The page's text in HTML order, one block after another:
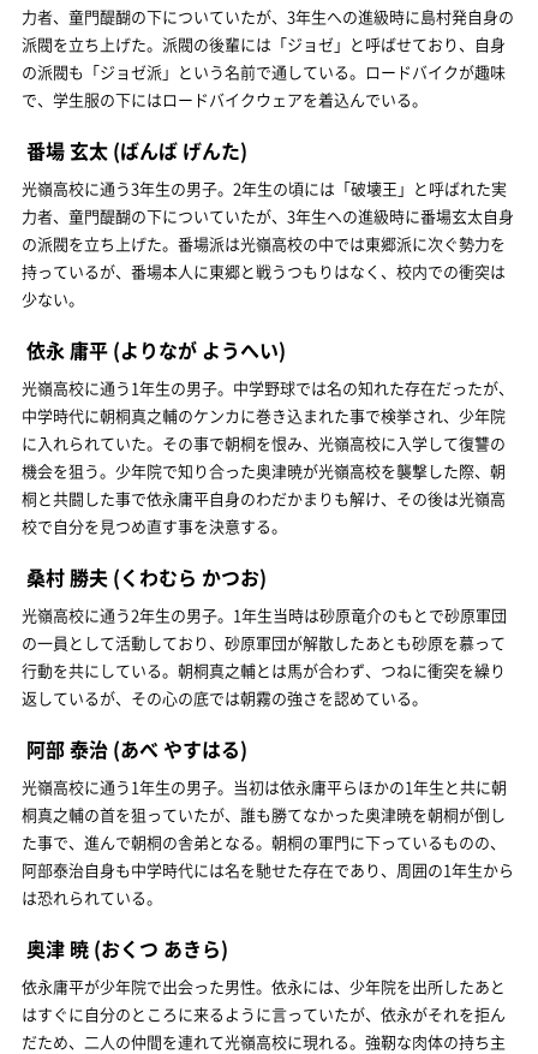
力者、童門醍醐の下についていたが、3年生への進級時に島村発自身の
派閥を立ち上げた。派閥の後輩には「ジョゼ」と呼ばせており、自身
の派閥も「ジョゼ派」という名前で通している。ロードバイクが趣味
で、学生服の下にはロードバイクウェアを着込んでいる。
番場 玄太 (ばんば げんた)
光嶺高校に通う3年生の男子。2年生の頃には「破壊王」と呼ばれた実
力者、童門醍醐の下についていたが、3年生への進級時に番場玄太自身
の派閥を立ち上げた。番場派は光嶺高校の中では東郷派に次ぐ勢力を
持っているが、番場本人に東郷と戦うつもりはなく、校内での衝突は
少ない。
依永 庸平 (よりなが ようへい)
光嶺高校に通う1年生の男子。中学野球では名の知れた存在だったが、
中学時代に朝桐真之輔のケンカに巻き込まれた事で検挙され、少年院
に入れられていた。その事で朝桐を恨み、光嶺高校に入学して復讐の
機会を狙う。少年院で知り合った奥津暁が光嶺高校を襲撃した際、朝
桐と共闘した事で依永庸平自身のわだかまりも解け、その後は光嶺高
校で自分を見つめ直す事を決意する。
桑村 勝夫 (くわむら かつお)
光嶺高校に通う2年生の男子。1年生当時は砂原竜介のもとで砂原軍団
の一員として活動しており、砂原軍団が解散したあとも砂原を慕って
行動を共にしている。朝桐真之輔とは馬が合わず、つねに衝突を繰り
返しているが、その心の底では朝霧の強さを認めている。
阿部 泰治 (あべ やすはる)
光嶺高校に通う1年生の男子。当初は依永庸平らほかの1年生と共に朝
桐真之輔の首を狙っていたが、誰も勝てなかった奥津暁を朝桐が倒し
た事で、進んで朝桐の舎弟となる。朝桐の軍門に下っているものの、
阿部泰治自身も中学時代には名を馳せた存在であり、周囲の1年生から
は恐れられている。
奥津 暁 (おくつ あきら)
依永庸平が少年院で出会った男性。依永には、少年院を出所したあと
はすぐに自分のところに来るように言っていたが、依永がそれを拒ん
だため、二人の仲間を連れて光嶺高校に現れる。強靭な肉体の持ち主